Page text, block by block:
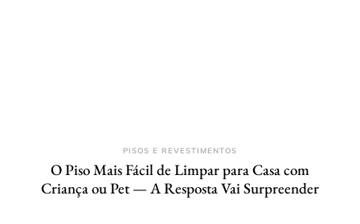
PISOS E REVESTIMENTOS
O Piso Mais Fácil de Limpar para Casa com
Criança ou Pet — A Resposta Vai Surpreender